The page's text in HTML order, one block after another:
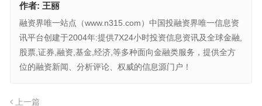
作者: 王丽
融资界唯一站点（www.n315.com）中国投融资界唯一信息资
讯平台创建于2004年:提供7X24小时投资信息资讯及全球金融,
股票,证券,融资,基金,经济,等多种面向金融类服务，提供全方
位的融资新闻、分析评论、权威的信息源门户！
上一篇